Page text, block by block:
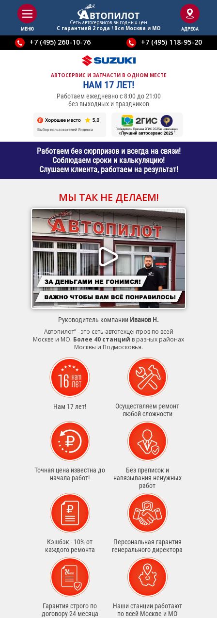
МЕНЮ
Сеть автосервисов выгодныx цен
С гарантией 2 года ! Вся Москва и МО
АДРЕСА
+7 (495) 260-10-76 +7 (495) 118-95-20
АВТОСЕРВИС И ЗАПЧАСТИ В ОДНОМ МЕСТЕ
НАМ 17 ЛЕТ!
Работаем ежедневно с 8:00 до 21:00
без выходных и праздников
Работаем без сюрпризов и всегда на связи!
Соблюдаем сроки и калькуляцию!
Слушаем клиента, работаем на результат!
МЫ ТАК НЕ ДЕЛАЕМ!
Руководитель компании Иванов Н.
Автопилот” - это сеть автотехцентров по всей
Москве и МО. Более 40 станций в разных районах
Москвы и Подмосковья.
Нам 17 лет!
Осуществляем ремонт
любой сложности
Точная цена известна до
начала работ!
Без преписок и
навязывания ненужных
работ
Кэшбэк - 10% от
каждого ремонта
Персональная гарантия
генерального директора
Гарантия строго по
договору 24 месяца
Наши станции работают
по всей Москве и МО